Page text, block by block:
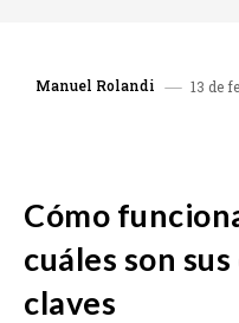
Manuel Rolandi 13 de
Cómo
cuáles son
claves